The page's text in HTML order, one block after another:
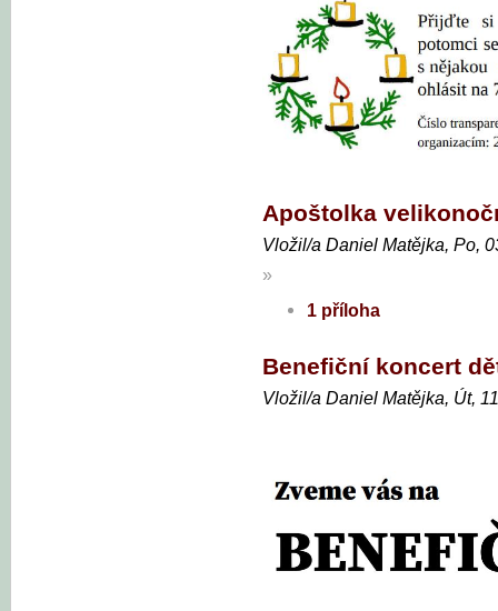
Apoštolka
Vložil/a Daniel Matějka, Po,
»
1 příloha
Benefiční koncert
Vložil/a Daniel Matějka, Út,